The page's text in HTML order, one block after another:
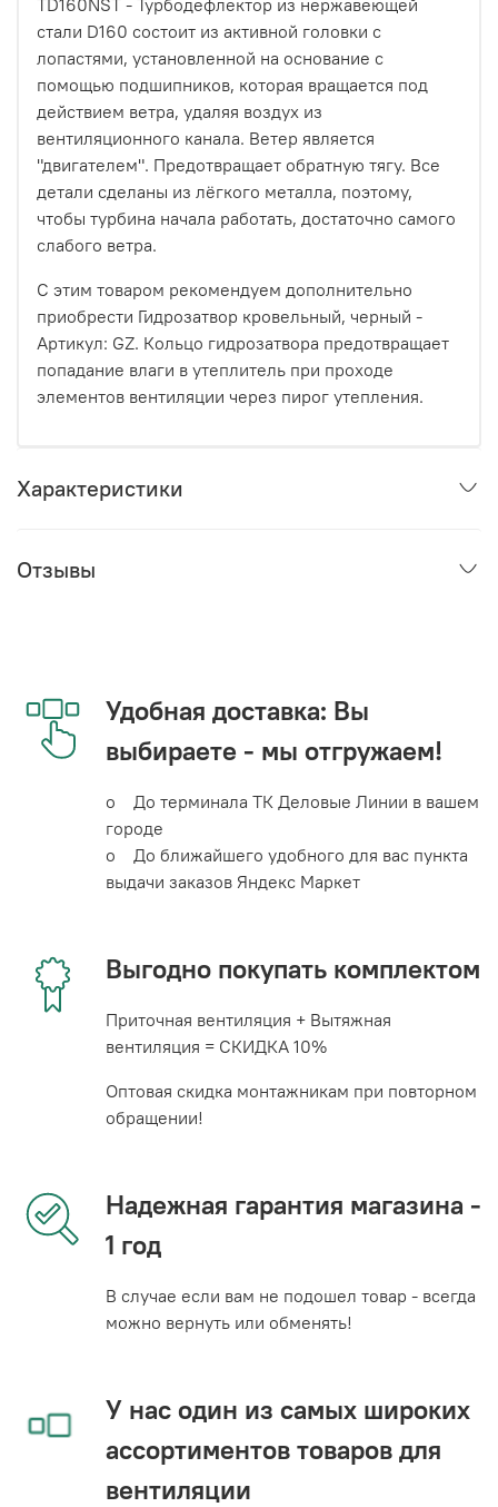
TD160NST - Турбодефлектор из нержавеющей
стали D160 состоит из активной головки с
лопастями, установленной на основание с
помощью подшипников, которая вращается под
действием ветра, удаляя воздух из
вентиляционного канала. Ветер является
"двигателем". Предотвращает обратную тягу. Все
детали сделаны из лёгкого металла, поэтому,
чтобы турбина начала работать, достаточно самого
слабого ветра.
С этим товаром рекомендуем дополнительно
приобрести Гидрозатвор кровельный, черный -
Артикул: GZ. Кольцо гидрозатвора предотвращает
попадание влаги в утеплитель при проходе
элементов вентиляции через пирог утепления.
Характеристики
Отзывы
Удобная доставка: Вы
выбираете - мы отгружаем!
o До терминала ТК Деловые Линии в вашем
городе
o До ближайшего удобного для вас пункта
выдачи заказов Яндекс Маркет
Выгодно покупать комплектом
Приточная вентиляция + Вытяжная
вентиляция = СКИДКА 10%
Оптовая скидка монтажникам при повторном
обращении!
Надежная гарантия магазина -
1 год
В случае если вам не подошел товар - всегда
можно вернуть или обменять!
У нас один из самых широких
ассортиментов товаров для
вентиляции